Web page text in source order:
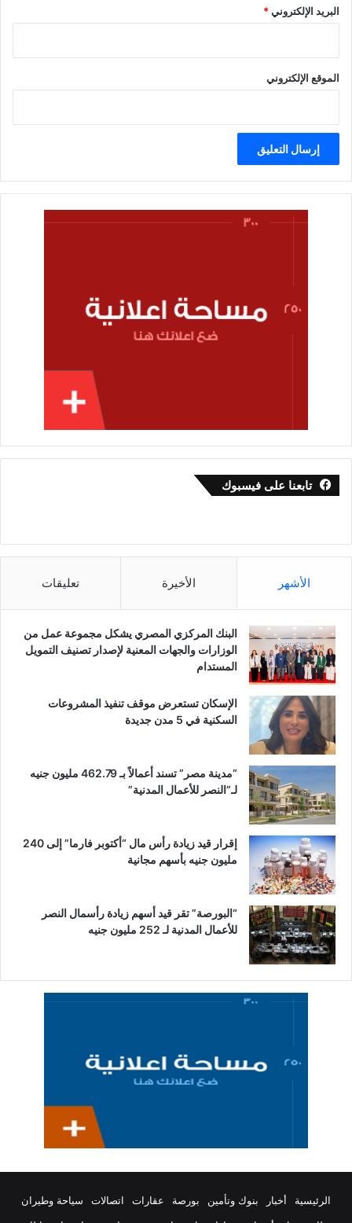
البريد الإلكتروني*
الموقع الإلكتروني
تابعنا على فيسبوك
الأشهر الأخيرة تعليقات
البنك المركزي المصري يشكل مجموعة عمل من
الوزارات والجهات المعنية لإصدار تصنيف التمويل
المستدام
الإسكان تستعرض موقف تنفيذ المشروعات
السكنية في 5 مدن جديدة
“مدينة مصر” تسند أعمالاً بـ 462.79 مليون جنيه
لـ”النصر للأعمال المدنية”
إقرار قيد زيادة رأس مال “أكتوبر فارما” إلى 240
مليون جنيه بأسهم مجانية
“البورصة” تقر قيد أسهم زيادة رأسمال النصر
للأعمال المدنية لـ 252 مليون جنيه
الرئيسية أخبار بنوك وتأمين بورصة عقارات اتصالات
سياحة وطيران